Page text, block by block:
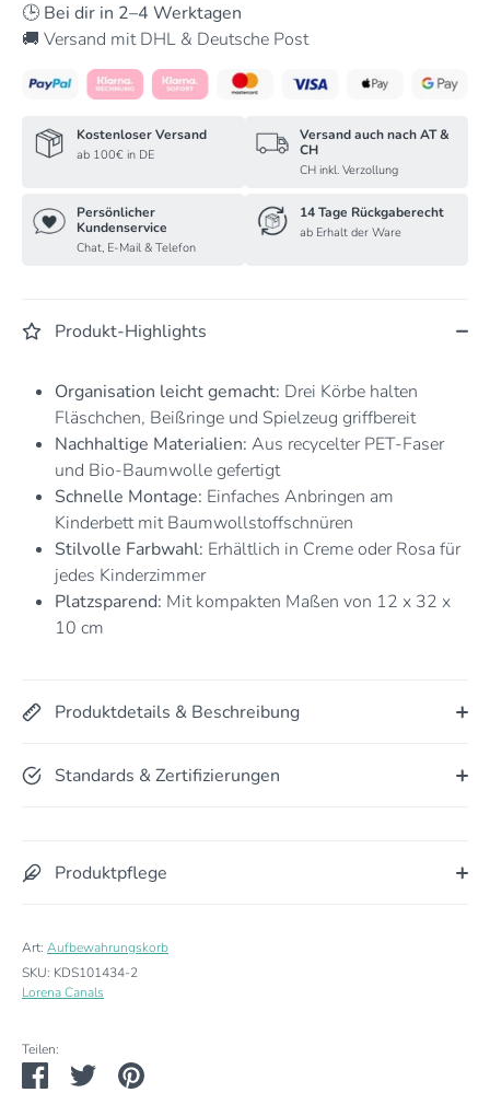
🕒 Bei dir in 2–4 Werktagen
🚚 Versand mit DHL & Deutsche Post
Kostenloser Versand
ab 100€ in DE
Versand auch nach AT &
CH
CH inkl. Verzollung
Persönlicher
Kundenservice
Chat, E-Mail & Telefon
14 Tage Rückgaberecht
ab Erhalt der Ware
Produkt-Highlights
Organisation leicht gemacht: Drei Körbe halten
Fläschchen, Beißringe und Spielzeug griffbereit
Nachhaltige Materialien: Aus recycelter PET-Faser
und Bio-Baumwolle gefertigt
Schnelle Montage: Einfaches Anbringen am
Kinderbett mit Baumwollstoffschnüren
Stilvolle Farbwahl: Erhältlich in Creme oder Rosa für
jedes Kinderzimmer
Platzsparend: Mit kompakten Maßen von 12 x 32 x
10 cm
Produktdetails & Beschreibung
Standards & Zertifizierungen
Produktpflege
Art: Aufbewahrungskorb
SKU: KDS101434-2
Lorena Canals
Teilen:
TeilenTwitternPinnen